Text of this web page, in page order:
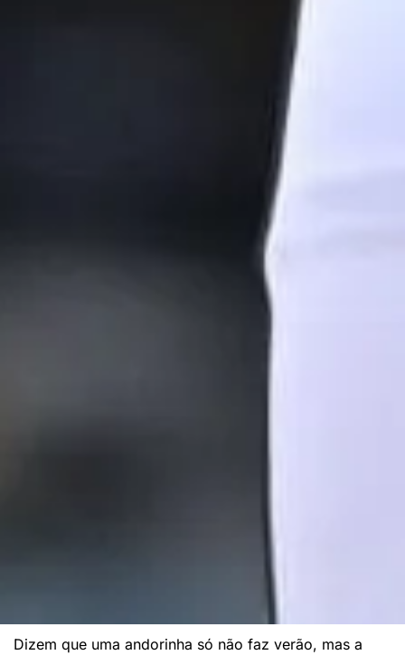
Dizem que uma andorinha só não faz verão, mas a